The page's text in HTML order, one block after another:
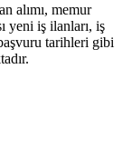
alımı, memur
yeni iş ilanları, iş
tarihleri gibi